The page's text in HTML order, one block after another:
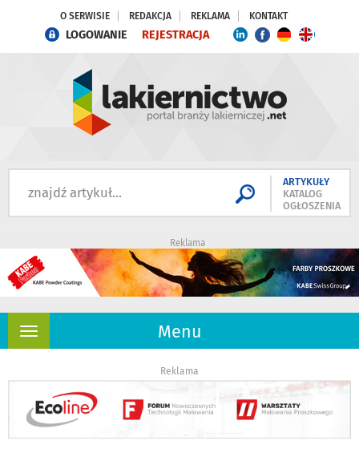
O SERWISIE REDAKCJA REKLAMA KONTAKT
LOGOWANIE REJESTRACJA
ARTYKUŁY
KATALOG
OGŁOSZENIA
Reklama
Menu
Rozwiń
Reklama